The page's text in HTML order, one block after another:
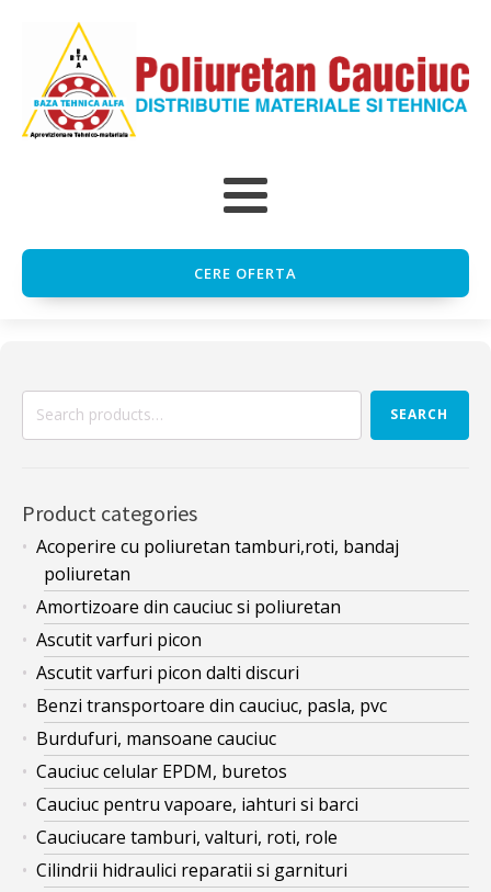
CERE OFERTA
Search
SEARCH
Product categories
Acoperire cu poliuretan tamburi,roti, bandaj
poliuretan
Amortizoare din cauciuc si poliuretan
Ascutit varfuri picon
Ascutit varfuri picon dalti discuri
Benzi transportoare din cauciuc, pasla, pvc
Burdufuri, mansoane cauciuc
Cauciuc celular EPDM, buretos
Cauciuc pentru vapoare, iahturi si barci
Cauciucare tamburi, valturi, roti, role
Cilindrii hidraulici reparatii si garnituri